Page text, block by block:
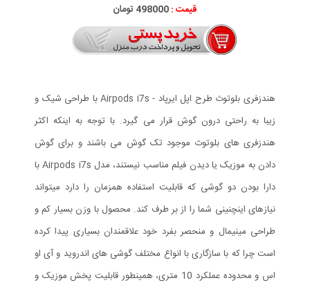
قیمت :498000 تومان
هندزفری بلوتوث طرح اپل ایرپاد - Airpods i7s با طراحی شیک و
زیبا به راحتی درون گوش قرار می گیرد. با توجه به اینکه اکثر
هندزفری های بلوتوث موجود تک گوش می باشند و برای گوش
دادن به موزیک یا دیدن فیلم مناسب نیستند، مدل Airpods i7s با
دارا بودن دو گوشی که قابلیت استفاده همزمان را دارد میتواند
نیازهای اینچنینی شما را از بر طرف کند. محصول با وزن بسیار کم و
طراحی مینیمال و منحصر بفرد خود علاقمندان بسیاری پیدا کرده
است چرا که با سازگاری با انواع مختلف گوشی های اندروید و آی او
اس و محدوده عملکرد 10 متری، همینطور قابلیت پخش موزیک و